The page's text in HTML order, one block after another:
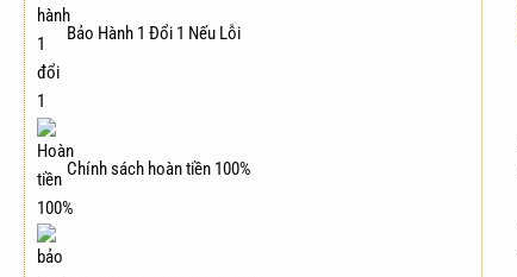
Bảo Hành 1 Đổi 1 Nếu Lỗi
Chính sách hoàn tiền 100%